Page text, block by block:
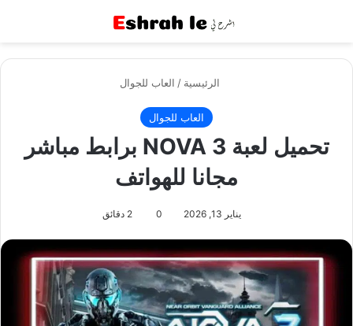
الرئيسية / العاب للجوال
العاب للجوال
تحميل لعبة NOVA 3 برابط مباشر
مجانا للهواتف
يناير 13, 2026 0 2 دقائق